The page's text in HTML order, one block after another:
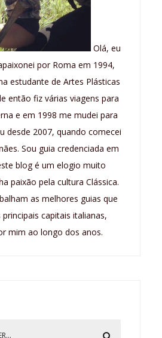
Olá, eu
por Roma em 1994,
estudante de Artes Plásticas
então fiz várias viagens para
e em 1998 me mudei para
desde 2007, quando comecei
Sou guia credenciada em
blog é um elogio muito
paixão pela cultura Clássica.
as melhores guias que
capitais italianas,
mim ao longo dos anos.